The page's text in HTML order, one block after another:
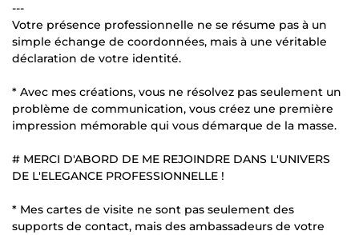
---
Votre présence professionnelle ne se résume pas à un
simple échange de coordonnées, mais à une véritable
déclaration de votre identité.
* Avec mes créations, vous ne résolvez pas seulement un
problème de communication, vous créez une première
impression mémorable qui vous démarque de la masse.
# MERCI D'ABORD DE ME REJOINDRE DANS L'UNIVERS
DE L'ELEGANCE PROFESSIONNELLE !
* Mes cartes de visite ne sont pas seulement des
supports de contact, mais des ambassadeurs de votre